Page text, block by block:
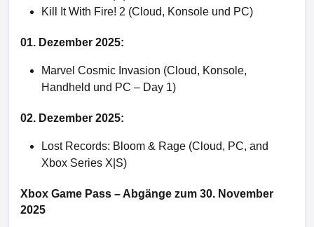
Kill It With Fire! 2 (Cloud, Konsole und PC)
01. Dezember 2025:
Marvel Cosmic Invasion (Cloud, Konsole,
Handheld und PC – Day 1)
02. Dezember 2025:
Lost Records: Bloom & Rage (Cloud, PC, and
Xbox Series X|S)
Xbox Game Pass – Abgänge zum 30. November
2025